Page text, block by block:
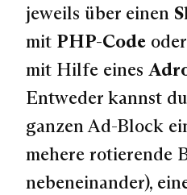
jeweils über einen
mit PHP-Code
mit Hilfe eines
Entweder kannst
ganzen Ad-Block
mehere rotierende
nebeneinander),